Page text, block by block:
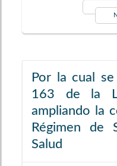
Por la cual
163 de la
ampliando la
Régimen de
Salud